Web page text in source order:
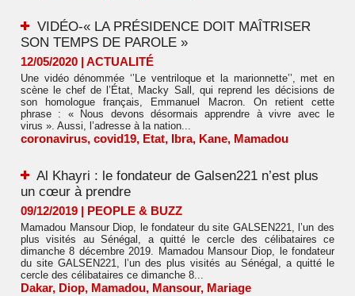
VIDÉO-« LA PRÉSIDENCE DOIT MAÎTRISER
SON TEMPS DE PAROLE »
12/05/2020 | ACTUALITÉ
Une vidéo dénommée ‘’Le ventriloque et la marionnette’’, met en
scène le chef de l’État, Macky Sall, qui reprend les décisions de
son homologue français, Emmanuel Macron. On retient cette
phrase : « Nous devons désormais apprendre à vivre avec le
virus ». Aussi, l’adresse à la nation...
coronavirus, covid19, Etat, Ibra, Kane, Mamadou
Al Khayri : le fondateur de Galsen221 n’est plus
un cœur à prendre
09/12/2019 | PEOPLE & BUZZ
Mamadou Mansour Diop, le fondateur du site GALSEN221, l’un des
plus visités au Sénégal, a quitté le cercle des célibataires ce
dimanche 8 décembre 2019. Mamadou Mansour Diop, le fondateur
du site GALSEN221, l’un des plus visités au Sénégal, a quitté le
cercle des célibataires ce dimanche 8...
Dakar, Diop, Mamadou, Mansour, Mariage